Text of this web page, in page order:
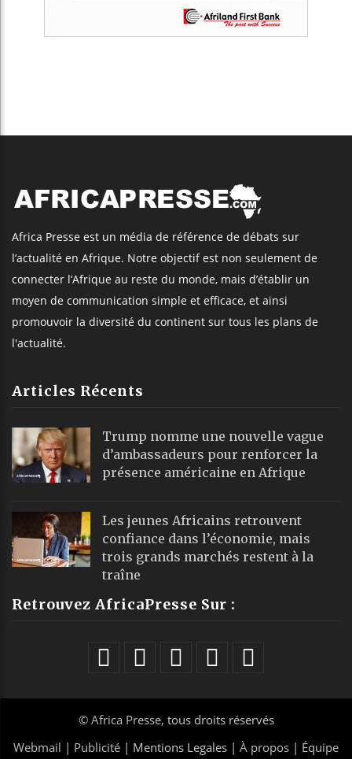
Africa Presse est un média de référence de débats sur
l’actualité en Afrique. Notre objectif est non seulement de
connecter l’Afrique au reste du monde, mais d’établir un
moyen de communication simple et efficace, et ainsi
promouvoir la diversité du continent sur tous les plans de
l'actualité.
Articles Récents
Trump nomme une nouvelle vague
d’ambassadeurs pour renforcer la
présence américaine en Afrique
Les jeunes Africains retrouvent
confiance dans l’économie, mais
trois grands marchés restent à la
traîne
Retrouvez AfricaPresse Sur :
© Africa Presse, tous droits réservés
Webmail | Publicité | Mentions Legales | À propos | Équipe